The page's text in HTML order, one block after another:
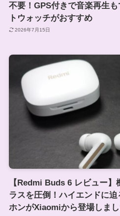
不要！GPS付きで音楽再生
トウォッチがおすすめ
2026年7月15日
【Redmi Buds 6 レビュー
ラスを圧倒！ハイエンドに
ホンがXiaomiから登場しま